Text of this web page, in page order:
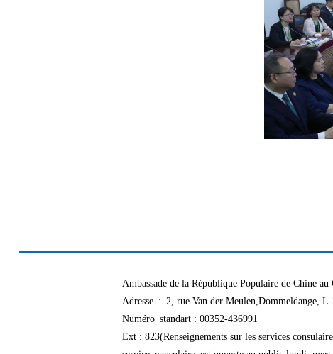
Ambassade de la République Populaire de Chine
Adresse : 2, rue Van der Meulen,Dommeldange,
Numéro standart : 00352-436991
Ext : 823(Renseignements sur les services